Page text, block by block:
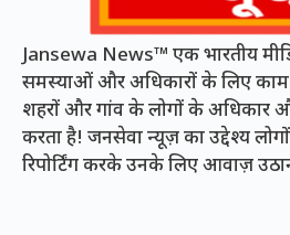
Jansewa News™ एक भारतीय
समस्याओं और अधिकारों के लिए काम
शहरों और गांव के लोगों के अधिकार
करता है! जनसेवा न्यूज़ का उद्देश्य
रिपोर्टिंग करके उनके लिए आवाज़